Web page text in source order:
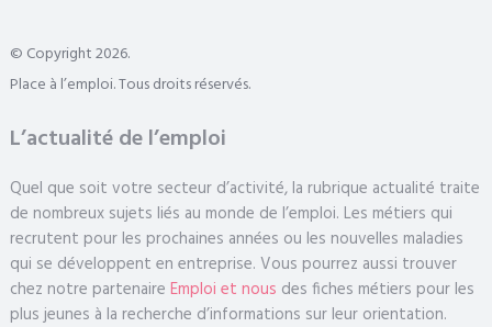
© Copyright 2026.
Place à l’emploi. Tous droits réservés.
L’actualité de l’emploi
Quel que soit votre secteur d’activité, la rubrique actualité traite
de nombreux sujets liés au monde de l’emploi. Les métiers qui
recrutent pour les prochaines années ou les nouvelles maladies
qui se développent en entreprise. Vous pourrez aussi trouver
chez notre partenaire Emploi et nous des fiches métiers pour les
plus jeunes à la recherche d’informations sur leur orientation.